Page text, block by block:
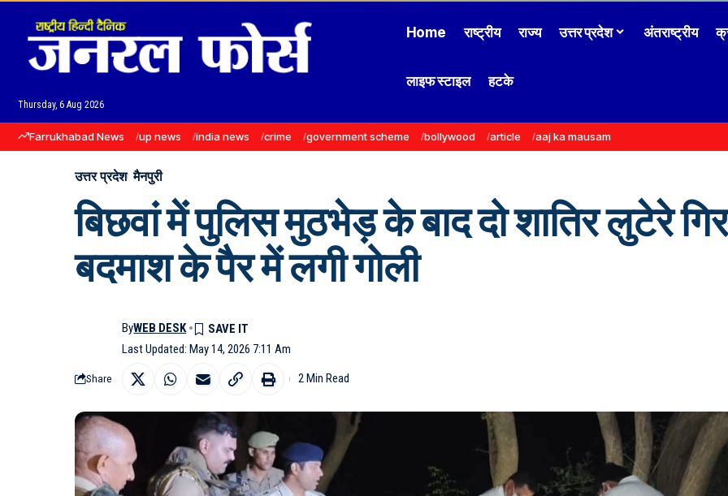
Thursday, 6 Aug 2026
Home राष्ट्रीय राज्य उत्तर प्रदेश अंतराष्ट्रीय
लाइफ स्टाइल हटके
Farrukhabad News up news india news crime government scheme bollywood article aaj ka mausam
उत्तर प्रदेश मैनपुरी
बिछवां में पुलिस मुठभेड़ के बाद दो शातिर लुटेरे
बदमाश के पैर में लगी गोली
Last Updated: May 14, 2026 7:11 Am
ByWEB DESK
Share 2 Min Read